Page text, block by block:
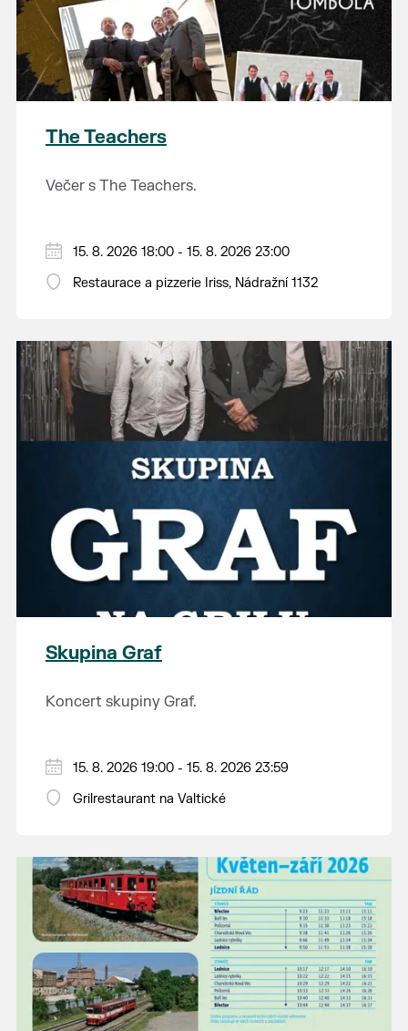
The Teachers
Večer s The Teachers.
15. 8. 2026 18:00 - 15. 8. 2026 23:00
Restaurace a pizzerie Iriss, Nádražní 1132
Skupina Graf
Koncert skupiny Graf.
15. 8. 2026 19:00 - 15. 8. 2026 23:59
Grilrestaurant na Valtické